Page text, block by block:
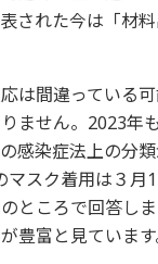
された今は「材
は間違っている
ません。2023年
感染症法上の分
マスク着用は３月
ところで回答し
豊富と見ています